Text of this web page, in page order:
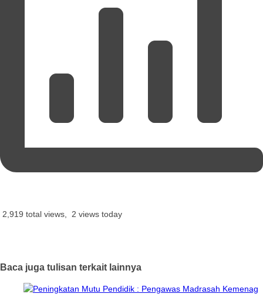
2,919 total views, 2 views today
Baca juga tulisan terkait lainnya